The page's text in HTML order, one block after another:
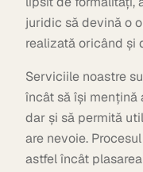
juridic să devină o
realizată oricând și
Serviciile noastre
încât să își mențină
dar și să permită
are nevoie.
astfel încât